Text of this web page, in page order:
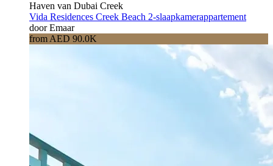
Haven van Dubai Creek
Vida Residences Creek Beach 2-slaapkamerappartement
door Emaar
from AED 90.0K